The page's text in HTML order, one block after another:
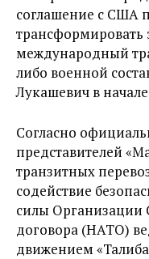
соглашение с США
трансформировать
международный
либо военной
Лукашевич в
Согласно
представителей
транзитных
содействие
силы Организации
договора (НАТО)
движением